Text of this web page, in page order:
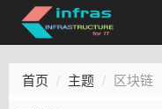
首页 主题 区块链